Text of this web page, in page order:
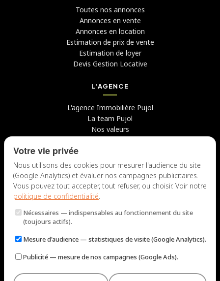
Toutes nos annonces
Annonces en vente
Annonces en location
Estimation de prix de vente
Estimation de loyer
Devis Gestion Locative
L'AGENCE
L'agence Immobilière Pujol
La team Pujol
Nos valeurs
Avis clients
Candidater chez nous
NOUS CONTACTER
Lun – Jeu : 9h – 12h / 14h – 18h
Votre vie privée
Nous utilisons des cookies pour mesurer l'audience du site
(Google Analytics) et évaluer nos campagnes publicitaires.
Vous pouvez tout accepter, tout refuser, ou choisir. Voir notre
politique de confidentialité.
Nécessaires — indispensables au fonctionnement du site
(toujours actifs).
Mesure d'audience — statistiques de visite (Google Analytics).
Publicité — mesure de nos campagnes (Google Ads).